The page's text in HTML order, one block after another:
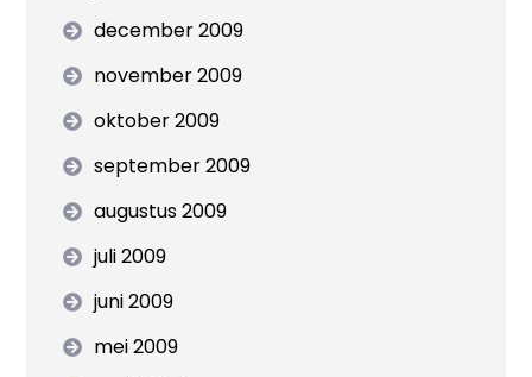
december 2009
november 2009
oktober 2009
september 2009
augustus 2009
juli 2009
juni 2009
mei 2009